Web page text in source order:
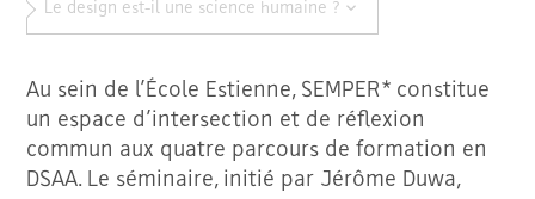
Le design est-il une science humaine ?
Au sein de l’École Estienne, SEMPER* constitue
un espace d’intersection et de réflexion
commun aux quatre parcours de formation en
DSAA. Le séminaire, initié par Jérôme Duwa,